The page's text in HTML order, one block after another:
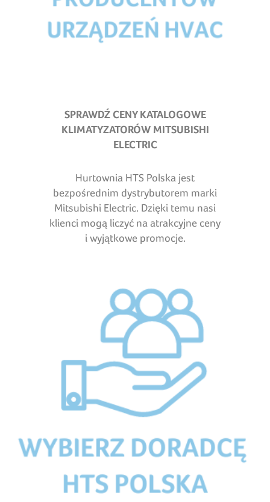
SPRAWDŹ CENY KATALOGOWE
KLIMATYZATORÓW MITSUBISHI
ELECTRIC
Hurtownia HTS Polska jest
bezpośrednim dystrybutorem marki
Mitsubishi Electric. Dzięki temu nasi
klienci mogą liczyć na atrakcyjne ceny
i wyjątkowe promocje.